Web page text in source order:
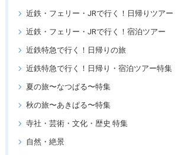
近鉄・フェリー・JRで行く！日帰りツアー
近鉄・フェリー・JRで行く！宿泊ツアー
近鉄特急で行く！日帰りの旅
近鉄特急で行く！日帰り・宿泊ツアー特集
夏の旅〜なつぱる〜特集
秋の旅〜あきぱる〜特集
寺社・芸術・文化・歴史 特集
自然・絶景